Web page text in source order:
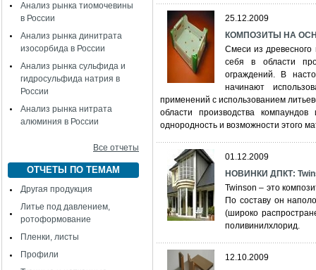
Анализ рынка тиомочевины
в России
Анализ рынка динитрата
изосорбида в России
Анализ рынка сульфида и
гидросульфида натрия в
России
Анализ рынка нитрата
алюминия в России
Все отчеты
ОТЧЕТЫ ПО ТЕМАМ
Другая продукция
Литье под давлением,
ротоформование
Пленки, листы
Профили
25.12.2009
КОМПОЗИТЫ НА
Смеси из древесного
себя в области
ограждений. В
начинают
применений с использованием
области производства
однородность и возможности этого
01.12.2009
НОВИНКИ ДПКТ:
Twinson – это
По составу он
(широко
поливинилхлорид.
12.10.2009